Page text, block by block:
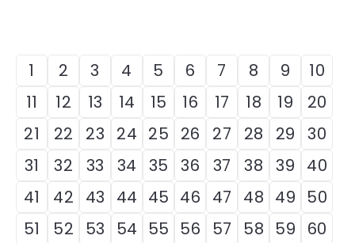
1 2 3 4 5 6 7 8 9
10
11
12 13 14 15 16 17 18 19
20
21
22 23 24 25 26 27 28 29
30
31
32 33 34 35 36 37 38 39
40
41
42 43 44 45 46 47 48 49 50
51
52 53 54 55 56 57 58 59
60